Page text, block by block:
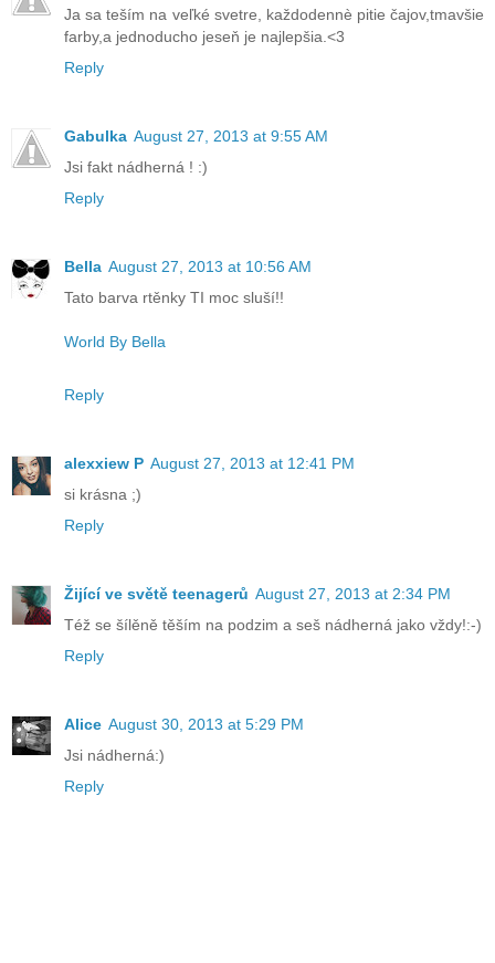
Ja sa teším na veľké svetre, každodennè pitie čajov,tmavšie
farby,a jednoducho jeseň je najlepšia.<3
Reply
Gabulka August 27, 2013 at 9:55 AM
Jsi fakt nádherná ! :)
Reply
Bella August 27, 2013 at 10:56 AM
Tato barva rtěnky TI moc sluší!!
World By Bella
Reply
alexxiew P August 27, 2013 at 12:41 PM
si krásna ;)
Reply
Žijící ve světě teenagerů August 27, 2013 at 2:34 PM
Též se šílěně těším na podzim a seš nádherná jako vždy!:-)
Reply
Alice August 30, 2013 at 5:29 PM
Jsi nádherná:)
Reply